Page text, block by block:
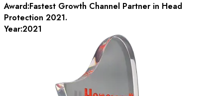
Award:Fastest Growth Channel Partner in Head
Protection 2021.
Year:2021